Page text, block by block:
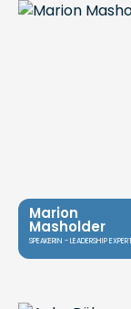
Marion
Masholder
SPEAKERIN - LEADERSHIP